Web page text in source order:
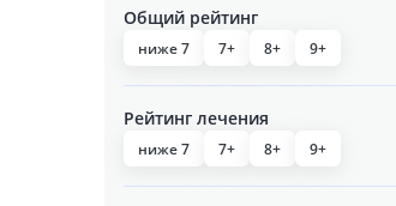
Общий рейтинг
ниже 7 7+ 8+ 9+
Рейтинг лечения
ниже 7 7+ 8+ 9+